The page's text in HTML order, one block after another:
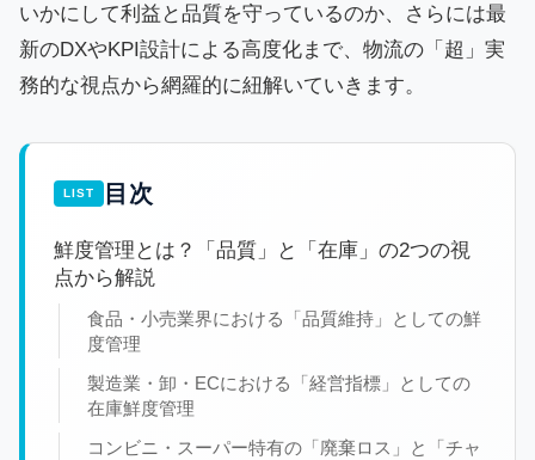
いかにして利益と品質を守っているのか、さらには最
新のDXやKPI設計による高度化まで、物流の「超」実
務的な視点から網羅的に紐解いていきます。
目次
鮮度管理とは？「品質」と「在庫」の2つの視
点から解説
食品・小売業界における「品質維持」としての鮮
度管理
製造業・卸・ECにおける「経営指標」としての
在庫鮮度管理
コンビニ・スーパー特有の「廃棄ロス」と「チャ